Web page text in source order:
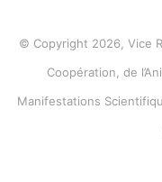
© Copyright 2026, Vice
Coopération, de
Manifestations